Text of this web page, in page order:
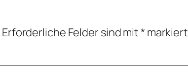
Erforderliche Felder sind mit* markiert